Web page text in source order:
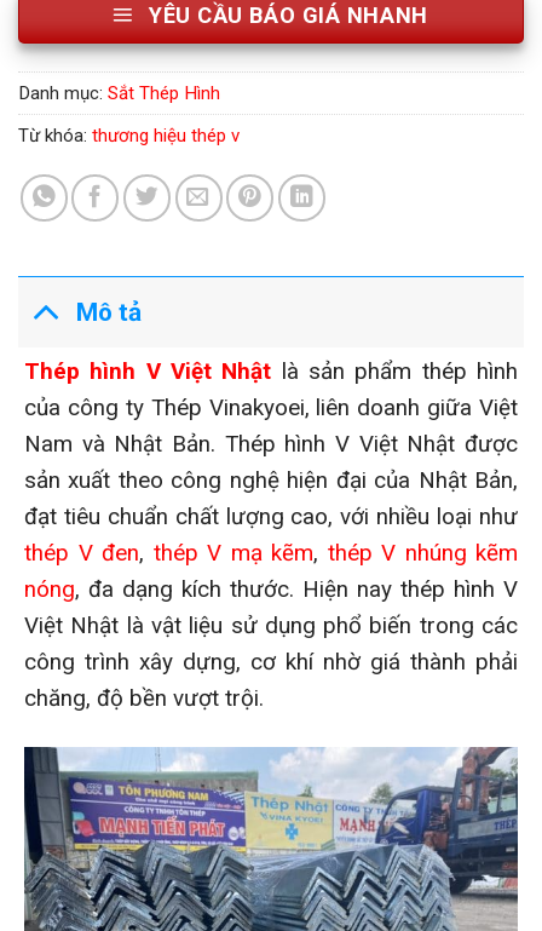
YÊU CẦU BÁO GIÁ NHANH
Danh mục: Sắt Thép Hình
Từ khóa: thương hiệu thép v
Mô tả
Thép hình V Việt Nhật là sản phẩm thép hình
của công ty Thép Vinakyoei, liên doanh giữa Việt
Nam và Nhật Bản. Thép hình V Việt Nhật được
sản xuất theo công nghệ hiện đại của Nhật Bản,
đạt tiêu chuẩn chất lượng cao, với nhiều loại như
thép V đen, thép V mạ kẽm, thép V nhúng kẽm
nóng, đa dạng kích thước. Hiện nay thép hình V
Việt Nhật là vật liệu sử dụng phổ biến trong các
công trình xây dựng, cơ khí nhờ giá thành phải
chăng, độ bền vượt trội.